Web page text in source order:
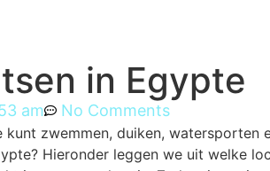
in Egypte
am No Comments
zwemmen, duiken, watersporten
Hieronder leggen we uit welke